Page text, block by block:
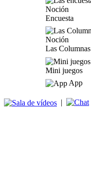
Encuesta
Las Columnas
Mini juegos
App
|